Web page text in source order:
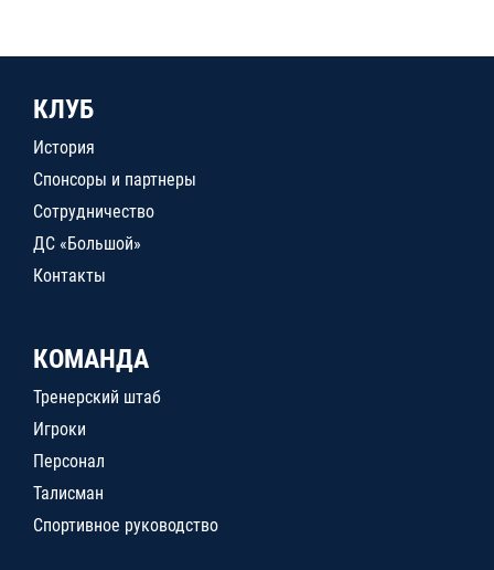
КЛУБ
История
Спонсоры и партнеры
Сотрудничество
ДС «Большой»
Контакты
КОМАНДА
Тренерский штаб
Игроки
Персонал
Талисман
Спортивное руководство